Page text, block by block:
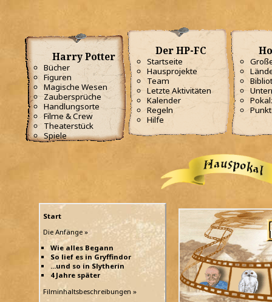
Harry Potter
Bücher
Figuren
Magische Wesen
Zaubersprüche
Handlungsorte
Filme & Crew
Theaterstück
Spiele
Der HP-FC
Startseite
Hausprojekte
Team
Letzte Aktivitäten
Kalender
Regeln
Hilfe
Start
Die Anfänge »
Wie alles Begann
So lief es in Gryffindor
...und so in Slytherin
4 Jahre später
Filminhaltsbeschreibungen »